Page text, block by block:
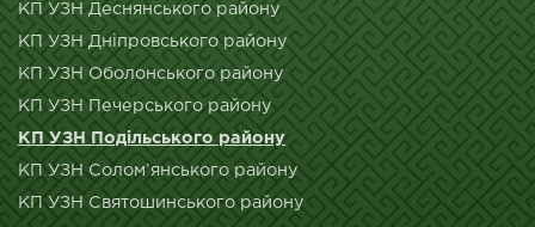
КП УЗН Деснянського району
КП УЗН Дніпровського району
КП УЗН Оболонського району
КП УЗН Печерського району
КП УЗН Подільського району
КП УЗН Солом’янського району
КП УЗН Святошинського району